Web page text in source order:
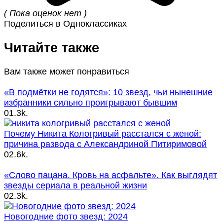
( Пока оценок нет )
Поделиться в Одноклассиках
Читайте также
Вам также может понравиться
«В подмётки не годятся»: 10 звезд, чьи нынешние
избранники сильно проигрывают бывшим
01.3k.
Почему Никита Кологривый расстался с женой:
причина развода с Александриной Питиримовой
02.6k.
«Слово пацана. Кровь на асфальте». Как выглядят
звезды сериала в реальной жизни
02.3k.
Новогодние фото звезд: 2024